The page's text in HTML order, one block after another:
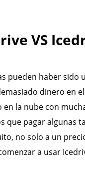
VS
pueden haber
dinero en
en la nube con
que pagar algunas
no solo a un
a usar